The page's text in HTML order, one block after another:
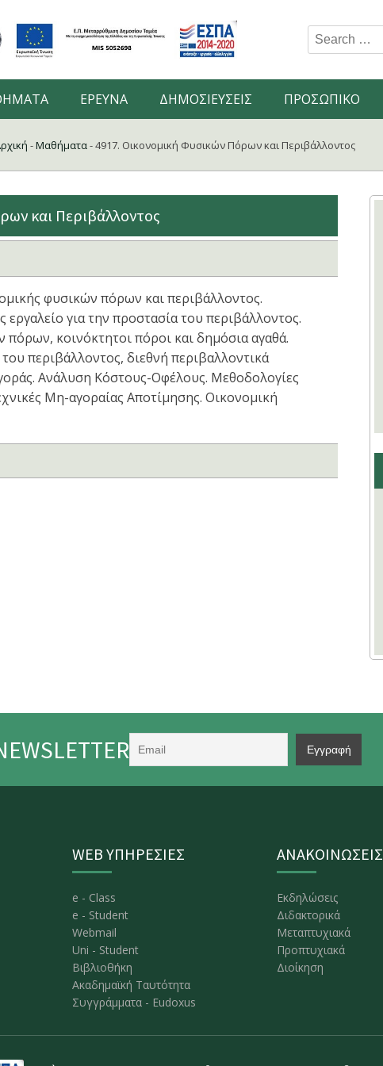
Search
for:
ΕΡΕΥΝΑ ΔΗΜΟΣΙΕΥΣΕΙΣ ΠΡΟΣΩΠΙΚΟ
-Μαθήματα-4917. Οικονομική Φυσικών Πόρων και Περιβάλλοντος
και Περιβάλλοντος
φυσικών πόρων και περιβάλλοντος.
για την προστασία του περιβάλλοντος.
κοινόκτητοι πόροι και δημόσια αγαθά.
περιβάλλοντος, διεθνή περιβαλλοντικά
Ανάλυση Κόστους-Οφέλους. Μεθοδολογίες
Μη-αγοραίας Αποτίμησης. Οικονομική
WEB ΥΠΗΡΕΣΙΕΣ
e - Class
e - Student
Webmail
Uni - Student
Βιβλιοθήκη
Ακαδημαϊκή Ταυτότητα
Συγγράμματα - Eudoxus
ΑΝΑΚΟΙΝΩΣΕΙΣ
Εκδηλώσεις
Διδακτορικά
Μεταπτυχιακά
Προπτυχιακά
Διοίκηση